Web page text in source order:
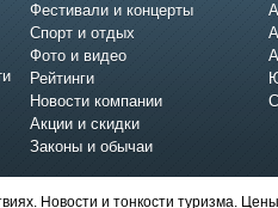
Фестивали и концерты
Спорт и отдых
Фото и видео
Рейтинги
Новости компании
Акции и скидки
Законы и обычаи
Новости и тонкости туризма.